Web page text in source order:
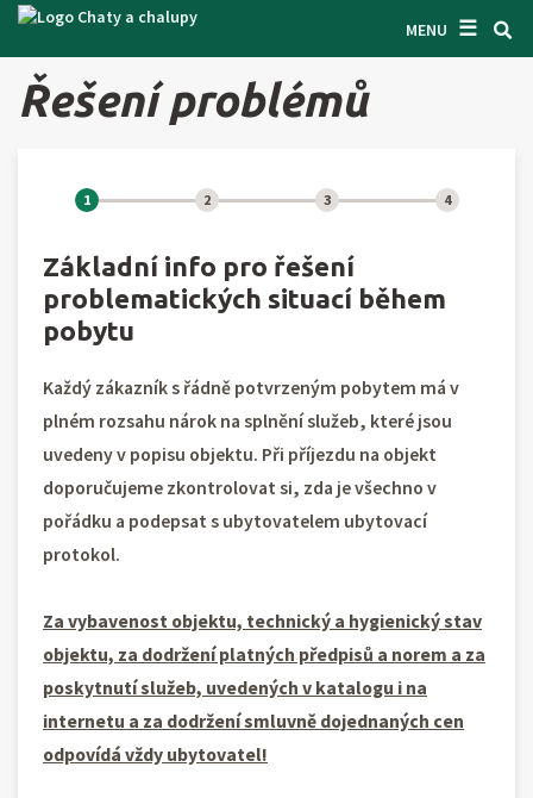
MENU ☰
VYHLEDÁVAČ CHAT
INSPIRUJTE SE
VSTUP PRO MAJITELE
HLEDAT NA WEBU
NABÍDNOUT OBJEKT
CZ
PL
Řešení problémů
1 2 3 4
Základní info pro řešení
problematických situací během
pobytu
Každý zákazník s řádně potvrzeným pobytem má v
plném rozsahu nárok na splnění služeb, které jsou
uvedeny v popisu objektu. Při příjezdu na objekt
doporučujeme zkontrolovat si, zda je všechno v
pořádku a podepsat s ubytovatelem ubytovací
protokol.
Za vybavenost objektu, technický a hygienický stav
objektu, za dodržení platných předpisů a norem a za
poskytnutí služeb, uvedených v katalogu i na
internetu a za dodržení smluvně dojednaných cen
odpovídá vždy ubytovatel!